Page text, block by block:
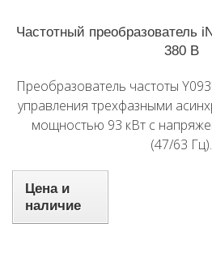
Частотный преобразователь
380 В
Преобразователь частоты
управления трехфазными
мощностью 93 кВт с
(47/63 Гц).
Цена и
наличие